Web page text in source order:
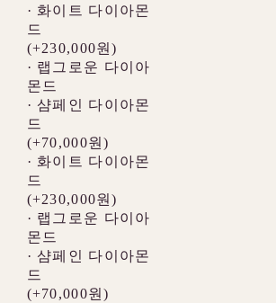
· 화이트 다이아몬
드
(+230,000원)
· 랩그로운 다이아
몬드
· 샴페인 다이아몬
드
(+70,000원)
· 화이트 다이아몬
드
(+230,000원)
· 랩그로운 다이아
몬드
· 샴페인 다이아몬
드
(+70,000원)